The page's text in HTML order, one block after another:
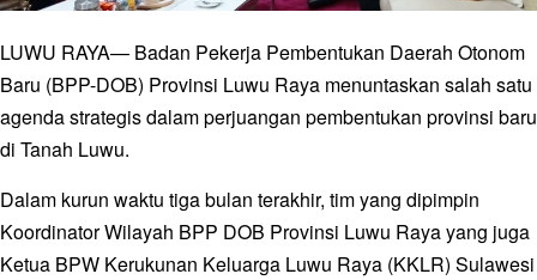
LUWU RAYA— Badan Pekerja Pembentukan Daerah Otonom
Baru (BPP-DOB) Provinsi Luwu Raya menuntaskan salah satu
agenda strategis dalam perjuangan pembentukan provinsi baru
di Tanah Luwu.
Dalam kurun waktu tiga bulan terakhir, tim yang dipimpin
Koordinator Wilayah BPP DOB Provinsi Luwu Raya yang juga
Ketua BPW Kerukunan Keluarga Luwu Raya (KKLR) Sulawesi